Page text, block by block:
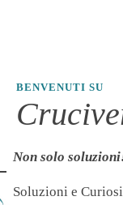
BENVENUTI SU
Non solo
Soluzioni e